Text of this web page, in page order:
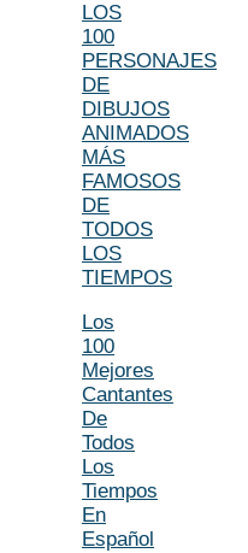
LOS
100
PERSONAJES
DE
DIBUJOS
ANIMADOS
MÁS
FAMOSOS
DE
TODOS
LOS
TIEMPOS
Los
100
Mejores
Cantantes
De
Todos
Los
Tiempos
En
Español